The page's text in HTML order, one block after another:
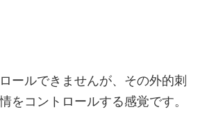
ールできませんが、その外的刺
をコントロールする感覚です。